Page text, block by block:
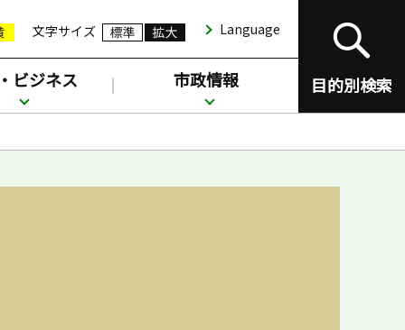
文字サイズ Language
目的別検索
ビジネス 市政情報